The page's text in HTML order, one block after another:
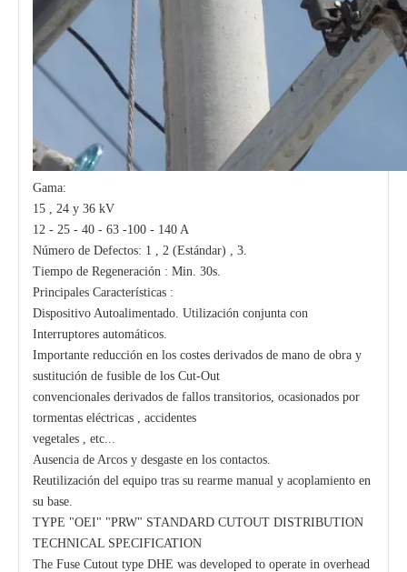
Gama:
15 , 24 y 36 kV
12 - 25 - 40 - 63 -100 - 140 A
Número de Defectos: 1 , 2 (Estándar) , 3.
Tiempo de Regeneración : Min. 30s.
Principales Características :
Dispositivo Autoalimentado. Utilización conjunta con
Interruptores automáticos.
Importante reducción en los costes derivados de mano de obra y
sustitución de fusible de los Cut-Out
convencionales derivados de fallos transitorios, ocasionados por
tormentas eléctricas , accidentes
vegetales , etc...
Ausencia de Arcos y desgaste en los contactos.
Reutilización del equipo tras su rearme manual y acoplamiento en
su base.
TYPE "OEI" "PRW" STANDARD CUTOUT DISTRIBUTION
TECHNICAL SPECIFICATION
The Fuse Cutout type DHE was developed to operate in overhead